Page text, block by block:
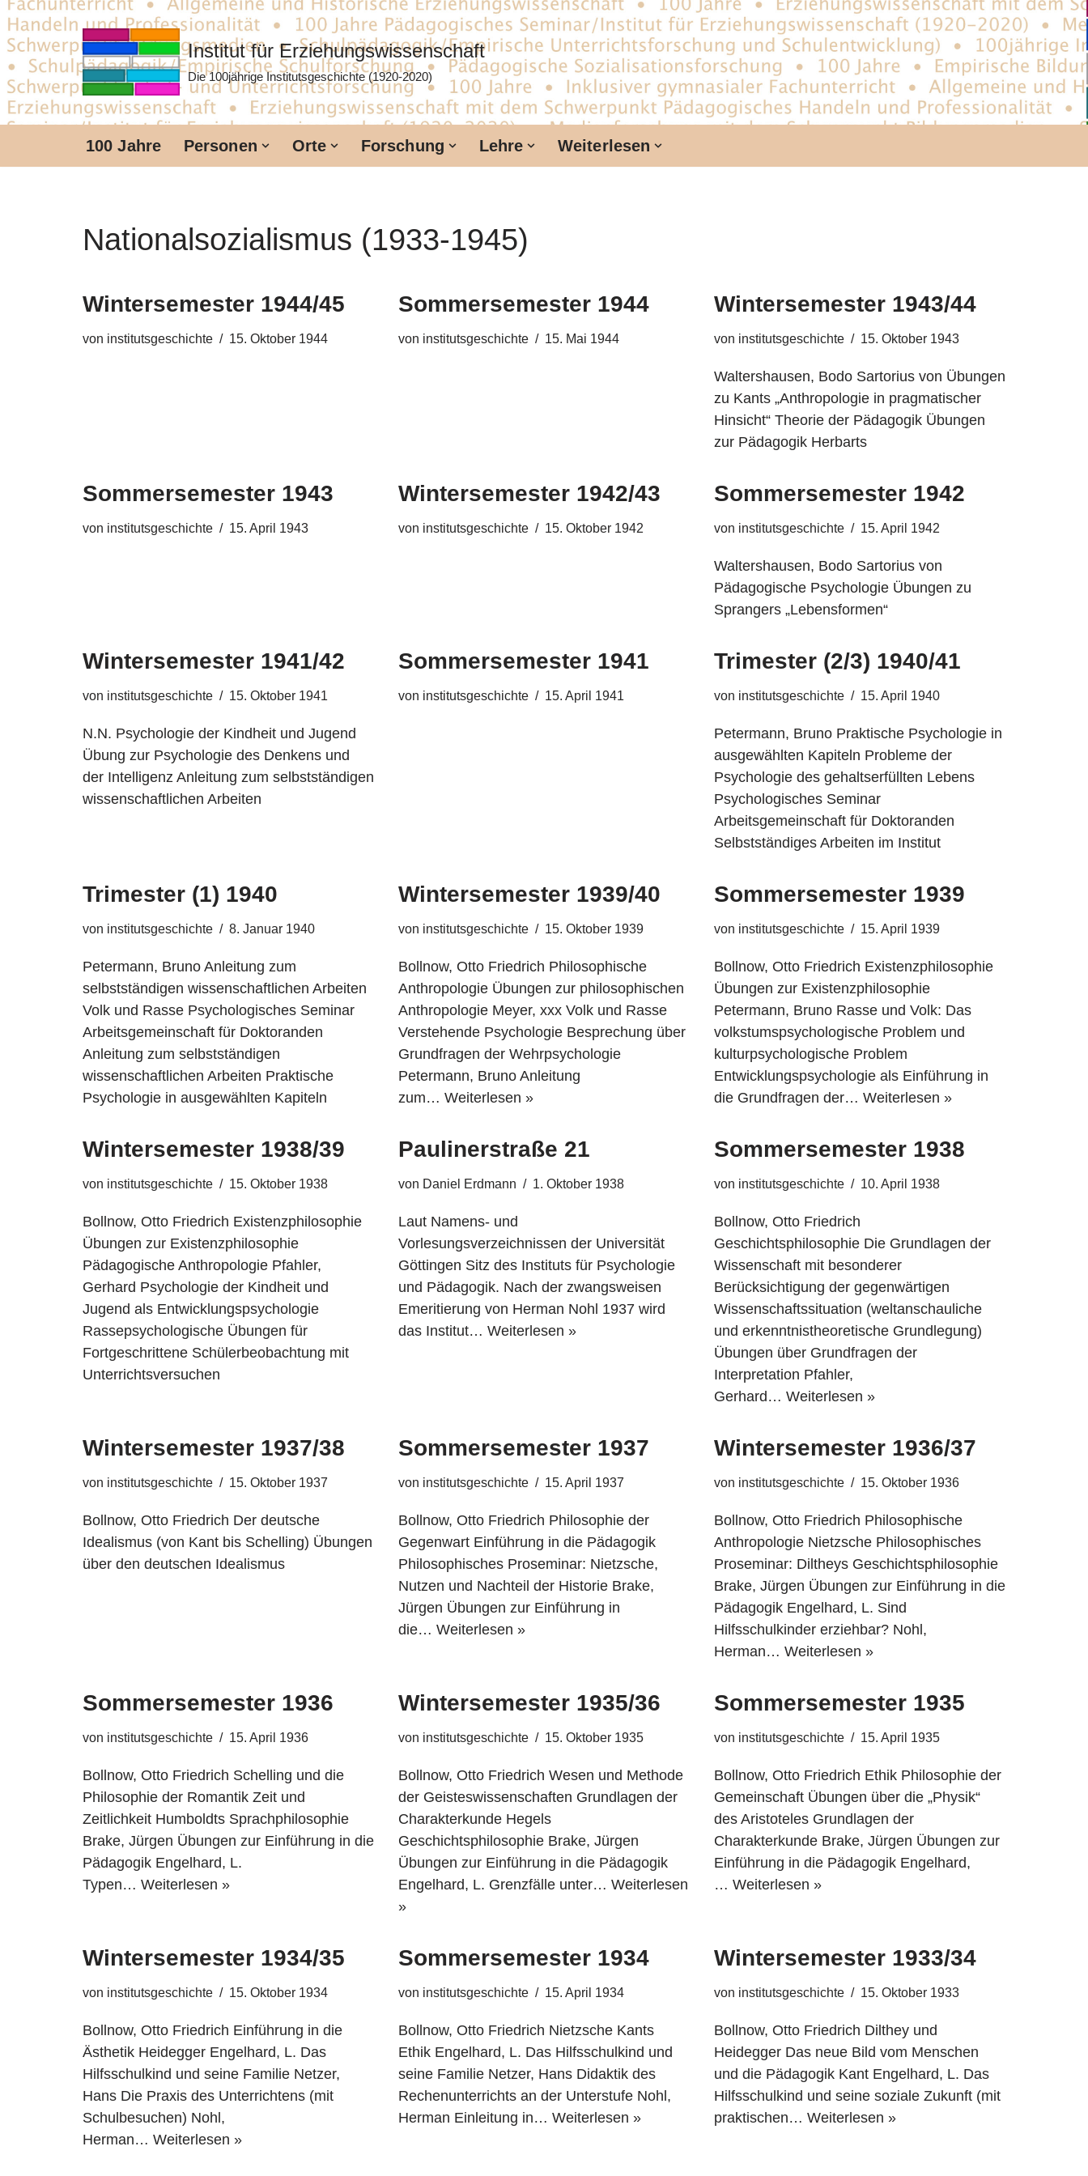
Zum
Inhalt
springen
Institut für Erziehungswissenschaft
Die 100jährige Institutsgeschichte (1920-2020)
100 Jahre Personen Orte Forschung Lehre Weiterlesen
Nationalsozialismus (1933-1945)
Wintersemester 1944/45
von institutsgeschichte 15. Oktober 1944
Sommersemester 1944
von institutsgeschichte 15. Mai 1944
Wintersemester 1943/44
von institutsgeschichte 15. Oktober 1943
Waltershausen, Bodo Sartorius von Übungen
zu Kants „Anthropologie in pragmatischer
Hinsicht“ Theorie der Pädagogik Übungen
zur Pädagogik Herbarts
Sommersemester 1943
von institutsgeschichte 15. April 1943
Wintersemester 1942/43
von institutsgeschichte 15. Oktober 1942
Sommersemester 1942
von institutsgeschichte 15. April 1942
Waltershausen, Bodo Sartorius von
Pädagogische Psychologie Übungen zu
Sprangers „Lebensformen“
Wintersemester 1941/42
von institutsgeschichte 15. Oktober 1941
N.N. Psychologie der Kindheit und Jugend
Übung zur Psychologie des Denkens und
der Intelligenz Anleitung zum selbstständigen
wissenschaftlichen Arbeiten
Sommersemester 1941
von institutsgeschichte 15. April 1941
Trimester (2/3) 1940/41
von institutsgeschichte 15. April 1940
Petermann, Bruno Praktische Psychologie in
ausgewählten Kapiteln Probleme der
Psychologie des gehaltserfüllten Lebens
Psychologisches Seminar
Arbeitsgemeinschaft für Doktoranden
Selbstständiges Arbeiten im Institut
Trimester (1) 1940
von institutsgeschichte 8. Januar 1940
Petermann, Bruno Anleitung zum
selbstständigen wissenschaftlichen Arbeiten
Volk und Rasse Psychologisches Seminar
Arbeitsgemeinschaft für Doktoranden
Anleitung zum selbstständigen
wissenschaftlichen Arbeiten Praktische
Psychologie in ausgewählten Kapiteln
Wintersemester 1939/40
von institutsgeschichte 15. Oktober 1939
Bollnow, Otto Friedrich Philosophische
Anthropologie Übungen zur philosophischen
Anthropologie Meyer, xxx Volk und Rasse
Verstehende Psychologie Besprechung über
Grundfragen der Wehrpsychologie
Petermann, Bruno Anleitung
zum… Weiterlesen »
Sommersemester 1939
von institutsgeschichte 15. April 1939
Bollnow, Otto Friedrich Existenzphilosophie
Übungen zur Existenzphilosophie
Petermann, Bruno Rasse und Volk: Das
volkstumspsychologische Problem und
kulturpsychologische Problem
Entwicklungspsychologie als Einführung in
die Grundfragen der… Weiterlesen »
Wintersemester 1938/39
von institutsgeschichte 15. Oktober 1938
Bollnow, Otto Friedrich Existenzphilosophie
Übungen zur Existenzphilosophie
Pädagogische Anthropologie Pfahler,
Gerhard Psychologie der Kindheit und
Jugend als Entwicklungspsychologie
Rassepsychologische Übungen für
Fortgeschrittene Schülerbeobachtung mit
Unterrichtsversuchen
Paulinerstraße 21
von Daniel Erdmann 1. Oktober 1938
Laut Namens- und
Vorlesungsverzeichnissen der Universität
Göttingen Sitz des Instituts für Psychologie
und Pädagogik. Nach der zwangsweisen
Emeritierung von Herman Nohl 1937 wird
das Institut… Weiterlesen »
Sommersemester 1938
von institutsgeschichte 10. April 1938
Bollnow, Otto Friedrich
Geschichtsphilosophie Die Grundlagen der
Wissenschaft mit besonderer
Berücksichtigung der gegenwärtigen
Wissenschaftssituation (weltanschauliche
und erkenntnistheoretische Grundlegung)
Übungen über Grundfragen der
Interpretation Pfahler,
Gerhard… Weiterlesen »
Wintersemester 1937/38
von institutsgeschichte 15. Oktober 1937
Bollnow, Otto Friedrich Der deutsche
Idealismus (von Kant bis Schelling) Übungen
über den deutschen Idealismus
Sommersemester 1937
von institutsgeschichte 15. April 1937
Bollnow, Otto Friedrich Philosophie der
Gegenwart Einführung in die Pädagogik
Philosophisches Proseminar: Nietzsche,
Nutzen und Nachteil der Historie Brake,
Jürgen Übungen zur Einführung in
die… Weiterlesen »
Wintersemester 1936/37
von institutsgeschichte 15. Oktober 1936
Bollnow, Otto Friedrich Philosophische
Anthropologie Nietzsche Philosophisches
Proseminar: Diltheys Geschichtsphilosophie
Brake, Jürgen Übungen zur Einführung in die
Pädagogik Engelhard, L. Sind
Hilfsschulkinder erziehbar? Nohl,
Herman… Weiterlesen »
Sommersemester 1936
von institutsgeschichte 15. April 1936
Bollnow, Otto Friedrich Schelling und die
Philosophie der Romantik Zeit und
Zeitlichkeit Humboldts Sprachphilosophie
Brake, Jürgen Übungen zur Einführung in die
Pädagogik Engelhard, L.
Typen… Weiterlesen »
Wintersemester 1935/36
von institutsgeschichte 15. Oktober 1935
Bollnow, Otto Friedrich Wesen und Methode
der Geisteswissenschaften Grundlagen der
Charakterkunde Hegels
Geschichtsphilosophie Brake, Jürgen
Übungen zur Einführung in die Pädagogik
Engelhard, L. Grenzfälle unter… Weiterlesen
»
Sommersemester 1935
von institutsgeschichte 15. April 1935
Bollnow, Otto Friedrich Ethik Philosophie der
Gemeinschaft Übungen über die „Physik“
des Aristoteles Grundlagen der
Charakterkunde Brake, Jürgen Übungen zur
Einführung in die Pädagogik Engelhard,
… Weiterlesen »
Wintersemester 1934/35
von institutsgeschichte 15. Oktober 1934
Bollnow, Otto Friedrich Einführung in die
Ästhetik Heidegger Engelhard, L. Das
Hilfsschulkind und seine Familie Netzer,
Hans Die Praxis des Unterrichtens (mit
Schulbesuchen) Nohl,
Herman… Weiterlesen »
Sommersemester 1934
von institutsgeschichte 15. April 1934
Bollnow, Otto Friedrich Nietzsche Kants
Ethik Engelhard, L. Das Hilfsschulkind und
seine Familie Netzer, Hans Didaktik des
Rechenunterrichts an der Unterstufe Nohl,
Herman Einleitung in… Weiterlesen »
Wintersemester 1933/34
von institutsgeschichte 15. Oktober 1933
Bollnow, Otto Friedrich Dilthey und
Heidegger Das neue Bild vom Menschen
und die Pädagogik Kant Engelhard, L. Das
Hilfsschulkind und seine soziale Zukunft (mit
praktischen… Weiterlesen »